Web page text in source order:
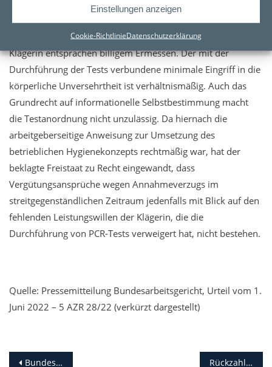
Einstellungen anzeigen
Cookie-RichtlinieDatenschutzerklärung
Beschäftigten geschützt werden.
Die auf diesem Konzept beruhenden Anweisungen an die
Klägerin entsprachen billigem Ermessen. Der mit der
Durchführung der Tests verbundene minimale Eingriff in die
körperliche Unversehrtheit ist verhältnismäßig. Auch das
Grundrecht auf informationelle Selbstbestimmung macht
die Testanordnung nicht unzulässig. Da hiernach die
arbeitgeberseitige Anweisung zur Umsetzung des
betrieblichen Hygienekonzepts rechtmäßig war, hat der
beklagte Freistaat zu Recht eingewandt, dass
Vergütungsansprüche wegen Annahmeverzugs im
streitgegenständlichen Zeitraum jedenfalls mit Blick auf den
fehlenden Leistungswillen der Klägerin, die die
Durchführung von PCR-Tests verweigert hat, nicht bestehen.
Quelle: Pressemitteilung Bundesarbeitsgericht, Urteil vom 1.
Juni 2022 – 5 AZR 28/22 (verkürzt dargestellt)
Bundesverfassungsgericht: Einrichtungs- und Unternehmensbezogene Nachweispflicht einer Impfung gegen COVID-19 ist verfassungsgemäß Rückzahlung von ALG II wegen sozialwidrigem Verhalten bei unrechtmäßiger, aber nicht angefochtener Kündigung des Arbeitsverhältnisses?